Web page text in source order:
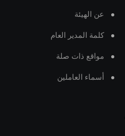
عن الهيئة
كلمة المدير العام
مواقع ذات صلة
أسماء العاملين